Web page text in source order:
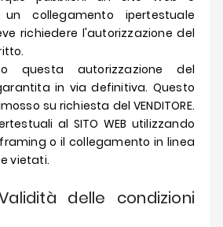
collegamento ipertestuale
richiedere l'autorizzazione del
questa autorizzazione del
garantita in via definitiva. Questo
su richiesta del VENDITORE.
al SITO WEB utilizzando
o il collegamento in linea
vietati.
delle condizioni